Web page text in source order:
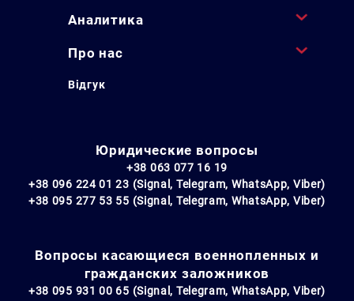
Аналитика
Про нас
Відгук
Юридические вопросы
+38 063 077 16 19
+38 096 224 01 23 (Signal, Telegram, WhatsApp, Viber)
+38 095 277 53 55 (Signal, Telegram, WhatsApp, Viber)
Вопросы касающиеся военнопленных и
гражданских заложников
+38 095 931 00 65 (Signal, Telegram, WhatsApp, Viber)